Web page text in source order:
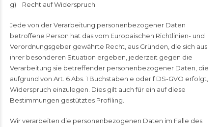
g) Recht auf Widerspruch
Jede von der Verarbeitung personenbezogener Daten
betroffene Person hat das vom Europäischen Richtlinien- und
Verordnungsgeber gewährte Recht, aus Gründen, die sich aus
ihrer besonderen Situation ergeben, jederzeit gegen die
Verarbeitung sie betreffender personenbezogener Daten, die
aufgrund von Art. 6 Abs. 1 Buchstaben e oder f DS-GVO erfolgt,
Widerspruch einzulegen. Dies gilt auch für ein auf diese
Bestimmungen gestütztes Profiling.
Wir verarbeiten die personenbezogenen Daten im Falle des